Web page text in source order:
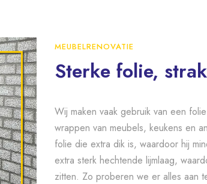
MEUBELRENOVATIE
Sterke folie,
Wij maken vaak gebruik van een
wrappen van meubels, keukens en
folie die extra dik is, waardoor hij
extra sterk hechtende lijmlaag,
zitten. Zo proberen we er alles aan